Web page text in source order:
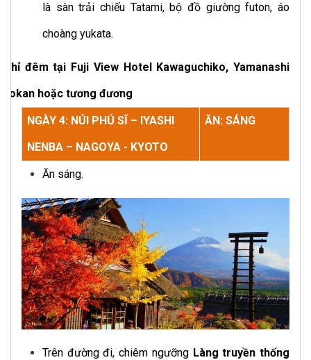
là sàn trải chiếu Tatami, bộ đồ giường futon, áo
choàng yukata.
đêm tại Fuji View Hotel Kawaguchiko, Yamanashi
hoặc tương đương
NGÀY 4: NÚI PHÚ SĨ – IYASHI
NENBA – NAGOYA - KYOTO
ĂN: SÁNG
Ăn sáng.
Trên đường đi, chiêm ngưỡng Làng truyền thống